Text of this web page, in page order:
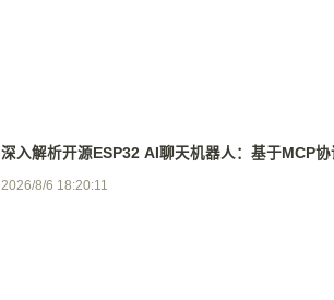
深入解析开源ESP32 AI聊天机器人：基于MCP
2026/8/6 18:20:11